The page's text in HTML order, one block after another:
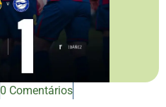
0 Comentários